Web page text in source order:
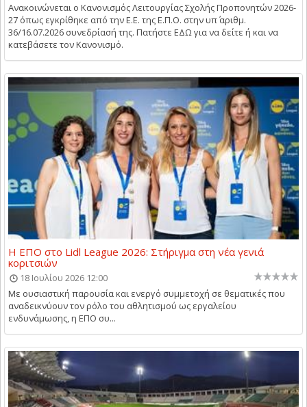
Ανακοινώνεται ο Κανονισμός Λειτουργίας Σχολής Προπονητών 2026-
27 όπως εγκρίθηκε από την Ε.Ε. της Ε.Π.Ο. στην υπ΄ αριθμ.
36/16.07.2026 συνεδρίασή της. Πατήστε ΕΔΩ για να δείτε ή και να
κατεβάσετε τον Κανονισμό.
Η ΕΠΟ στο Lidl League 2026: Στήριγμα στη νέα γενιά
κοριτσιών
18 Ιουλίου 2026 12:00
Με ουσιαστική παρουσία και ενεργό συμμετοχή σε θεματικές που
αναδεικνύουν τον ρόλο του αθλητισμού ως εργαλείου
ενδυνάμωσης, η ΕΠΟ συ...